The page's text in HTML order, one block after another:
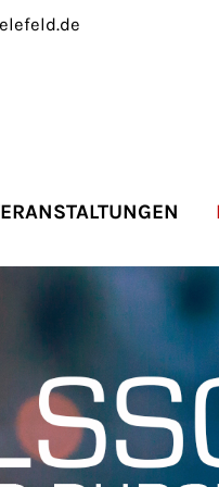
Have any questions?
+44 1234 567 890
Drop us a line
info@yourdomain.com